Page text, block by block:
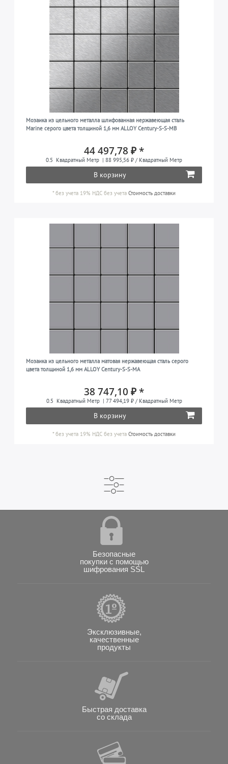
Мозаика из цельного металла шлифованная нержавеющая сталь
Marine серого цвета толщиной 1,6 мм ALLOY Century-S-S-MB
44 497,78 ₽ *
0.5 Квадратный Метр | 88 995,56 ₽ / Квадратный Метр
В корзину
*без учета 19% НДС без учета Стоимость доставки
Мозаика из цельного металла матовая нержавеющая сталь серого
цвета толщиной 1,6 мм ALLOY Century-S-S-MA
38 747,10 ₽ *
0.5 Квадратный Метр | 77 494,19 ₽ / Квадратный Метр
В корзину
*без учета 19% НДС без учета Стоимость доставки
Безопасные
покупки с помощью
шифрования SSL
Эксклюзивные,
качественные
продукты
Быстрая доставка
со склада